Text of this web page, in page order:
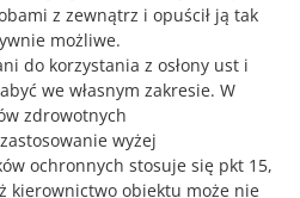
z zewnątrz i opuścił ją tak
możliwe.
do korzystania z osłony ust i
we własnym zakresie. W
zdrowotnych
wyżej
ochronnych stosuje się pkt 15,
kierownictwo obiektu może nie